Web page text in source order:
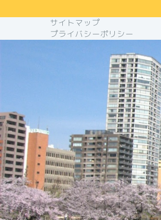
サイトマップ
プライバシーポリシー